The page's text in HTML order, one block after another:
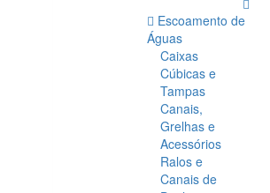
Escoamento de
Águas
Caixas
Cúbicas e
Tampas
Canais,
Grelhas e
Acessórios
Ralos e
Canais de